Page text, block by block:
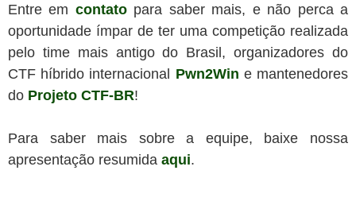
Entre em contatopara saber mais, e não perca a
oportunidade ímpar de ter uma competição realizada
pelo time mais antigo do Brasil, organizadores do
CTF híbrido internacional Pwn2Win e mantenedores
do Projeto CTF-BR!
Para saber mais sobre a equipe, baixe nossa
apresentação resumida aqui.